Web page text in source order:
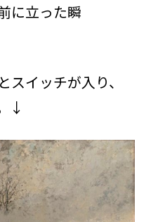
に立った瞬
スイッチが入り、
↓